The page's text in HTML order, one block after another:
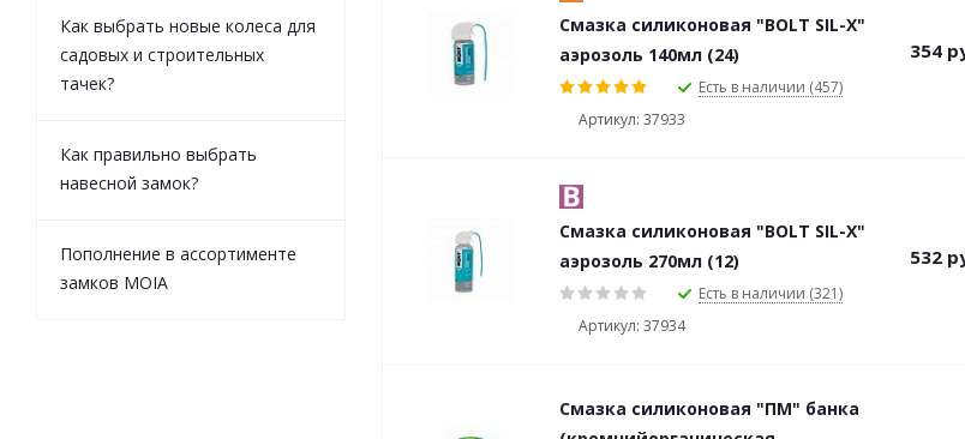
Смазка силиконовая "BOLT SIL-X"
аэрозоль 140мл (24)
Есть в наличии (457)
Артикул: 37933
354
Смазка силиконовая "BOLT SIL-X"
аэрозоль 270мл (12)
Есть в наличии (321)
Артикул: 37934
532
Смазка силиконовая "ПМ" банка
Как выбрать новые колеса для
садовых и строительных
тачек?
Как правильно выбрать
навесной замок?
Пополнение в ассортименте
замков MOIA